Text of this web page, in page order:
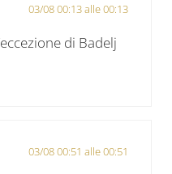
03/08 00:13 alle 00:13
di Badelj
03/08 00:51 alle 00:51